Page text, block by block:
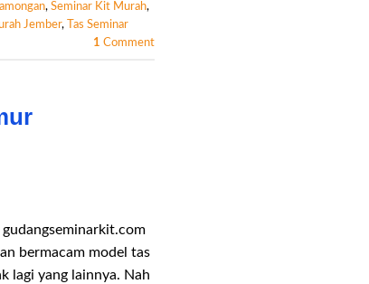
, Seminar Kit Murah,
Jember,
Tas Seminar
1 Comment
bermacam model tas
lagi yang lainnya. Nah